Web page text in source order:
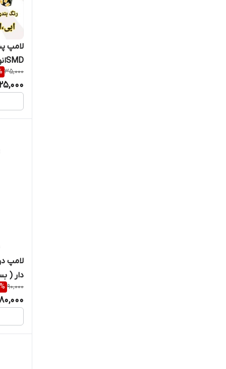
لامپ
SMDانواع خودرو در رنگ های مختلف
35,000
دار (
90,000
%